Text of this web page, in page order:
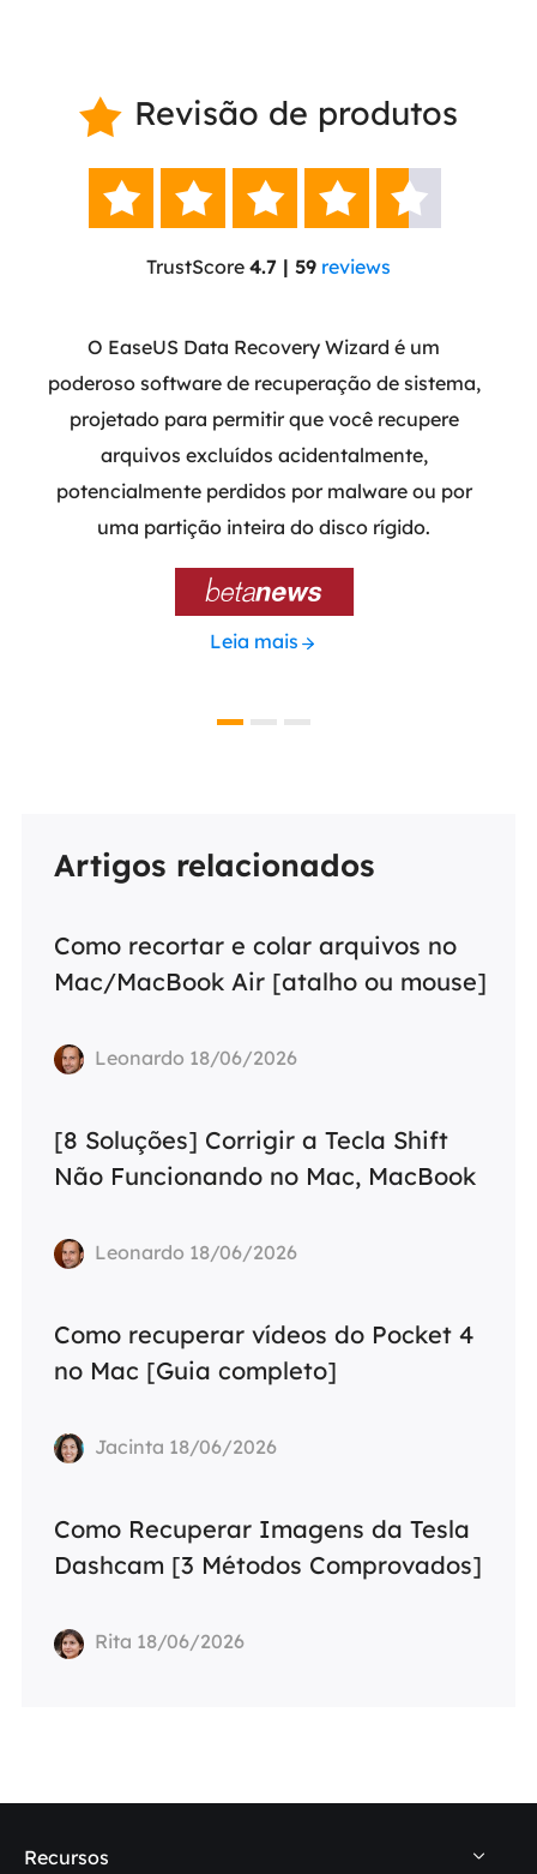
 Revisão de produtos
    
TrustScore 4.7 | 59 reviews
O EaseUS Data Recovery Wizard é um
poderoso software de recuperação de sistema,
projetado para permitir que você recupere
arquivos excluídos acidentalmente,
potencialmente perdidos por malware ou por
uma partição inteira do disco rígido.

Leia mais
Artigos relacionados
Como recortar e colar arquivos no
Mac/MacBook Air [atalho ou mouse]
Leonardo 18/06/2026
[8 Soluções] Corrigir a Tecla Shift
Não Funcionando no Mac, MacBook
Leonardo 18/06/2026
Como recuperar vídeos do Pocket 4
no Mac [Guia completo]
Jacinta 18/06/2026
Como Recuperar Imagens da Tesla
Dashcam [3 Métodos Comprovados]
Rita 18/06/2026
Recursos